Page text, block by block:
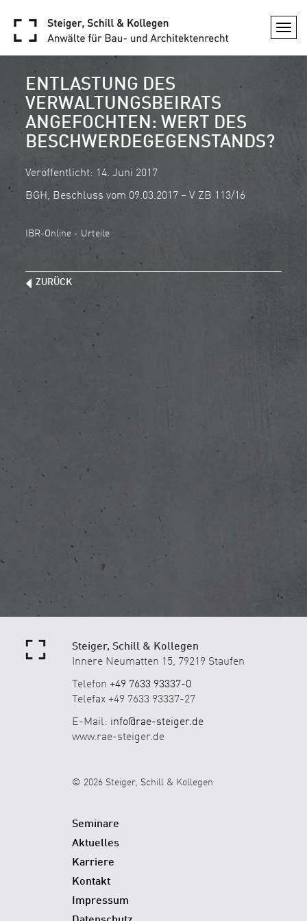
ENTLASTUNG DES
VERWALTUNGSBEIRATS
ANGEFOCHTEN: WERT DES
BESCHWERDEGEGENSTANDS?
Veröffentlicht: 14. Juni 2017
BGH, Beschluss vom 09.03.2017 – V ZB 113/16
IBR-Online - Urteile
ZURÜCK
Steiger, Schill & Kollegen
Innere Neumatten 15, 79219 Staufen
Telefon +49 7633 93337-0
Telefax +49 7633 93337-27
E-Mail: info@rae-steiger.de
www.rae-steiger.de
© 2026 Steiger, Schill & Kollegen
Seminare
Aktuelles
Karriere
Kontakt
Impressum